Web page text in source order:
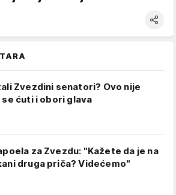
Zvezdini senatori? Ovo nije
ćuti i obori glava
za Zvezdu: "Kažete da je na
druga priča? Videćemo"